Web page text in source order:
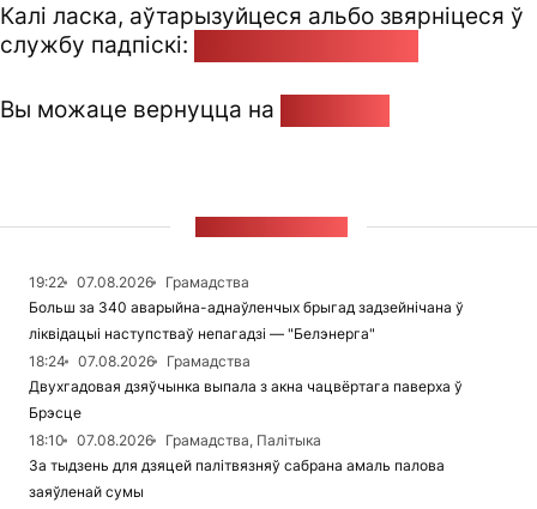
Калі ласка, аўтарызуйцеся альбо звярніцеся ў
службу падпіскі:
Вы можаце вернуцца на
19:22 07.08.2026
Грамадства
Больш за 340 аварыйна-аднаўленчых брыгад задзейнічана ў
ліквідацыі наступстваў непагадзі — "Белэнерга"
18:24
07.08.2026
Грамадства
Двухгадовая дзяўчынка выпала з акна чацвёртага паверха ў
Брэсце
18:10
07.08.2026
Грамадства, Палітыка
За тыдзень для дзяцей палітвязняў сабрана амаль палова
заяўленай сумы